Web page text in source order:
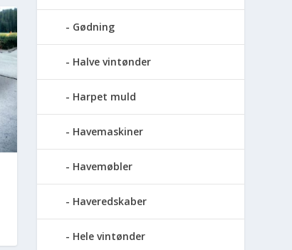
Gødning
Halve vintønder
Harpet muld
Havemaskiner
Havemøbler
Haveredskaber
Hele vintønder